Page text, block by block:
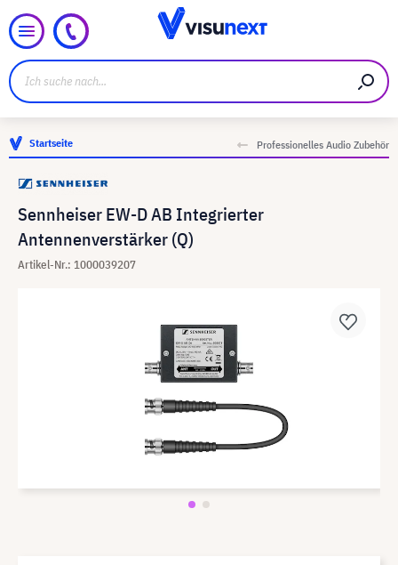
Startseite Professionelles Audio Zubehör
Sennheiser EW-D AB Integrierter
Antennenverstärker (Q)
Artikel-Nr.: 1000039207